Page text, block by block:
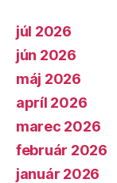
júl 2026
jún 2026
máj 2026
apríl 2026
marec 2026
február 2026
január 2026